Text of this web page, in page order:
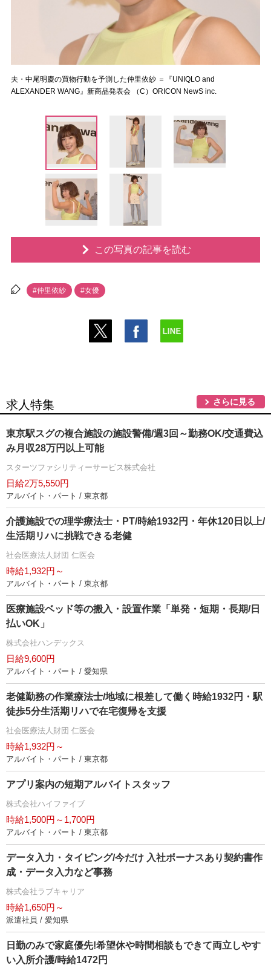
夫・中尾明慶の買物行動を予測した仲里依紗 ＝『UNIQLO and
ALEXANDER WANG』新商品発表会 （C）ORICON NewS inc.
この写真の記事を読む
#仲里依紗 #女優
求人特集 さらに見る
東京駅スグの複合施設の施設警備/週3回～勤務OK/交通費込
み月収28万円以上可能
スターツファシリティーサービス株式会社
日給2万5,550円
アルバイト・パート / 東京都
介護施設での理学療法士・PT/時給1932円・年休120日以上/
生活期リハに挑戦できる老健
社会医療法人財団 仁医会
時給1,932円～
アルバイト・パート / 東京都
医療施設ベッド等の搬入・設置作業「単発・短期・長期/日
払いOK」
株式会社ハンデックス
日給9,600円
アルバイト・パート / 愛知県
老健勤務の作業療法士/地域に根差して働く時給1932円・駅
徒歩5分生活期リハで在宅復帰を支援
社会医療法人財団 仁医会
時給1,932円～
アルバイト・パート / 東京都
アプリ案内の短期アルバイトスタッフ
株式会社ハイファイブ
時給1,500円～1,700円
アルバイト・パート / 東京都
データ入力・タイピング/今だけ 入社ボーナスあり契約書作
成・データ入力など事務
株式会社ラブキャリア
時給1,650円～
派遣社員 / 愛知県
日勤のみで家庭優先!希望休や時間相談もできて両立しやす
い入所介護/時給1472円